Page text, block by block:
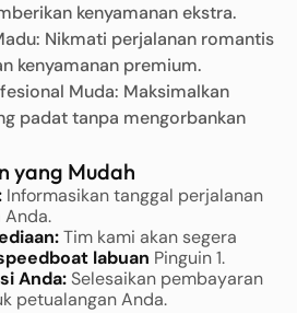
kenyamanan ekstra.
Nikmati perjalanan romantis
kenyamanan premium.
Muda: Maksimalkan
padat tanpa mengorbankan
yang Mudah
Informasikan tanggal perjalanan
Tim kami akan segera
labuan Pinguin 1.
Anda:Selesaikan pembayaran
petualangan Anda.